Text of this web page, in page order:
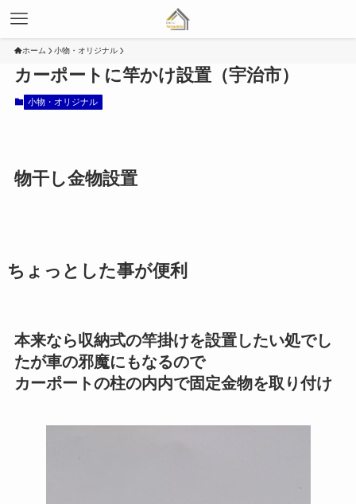
ホーム 小物・オリジナル
カーポートに竿かけ設置（宇治市）
小物・オリジナル
物干し金物設置
ちょっとした事が便利
本来なら収納式の竿掛けを設置したい処でし
たが車の邪魔にもなるので
カーポートの柱の内内で固定金物を取り付け